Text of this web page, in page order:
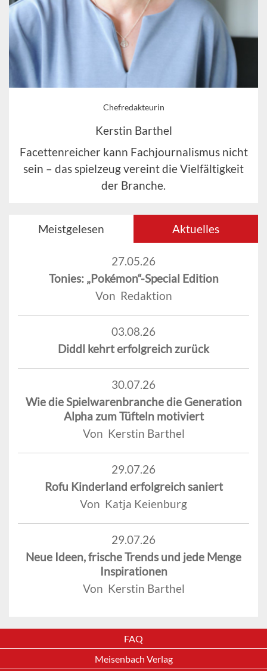
Chefredakteurin
Kerstin Barthel
Facettenreicher kann Fachjournalismus nicht
sein – das spielzeug vereint die Vielfältigkeit
der Branche.
Meistgelesen Aktuelles
27.05.26
Tonies: „Pokémon“-Special Edition
Von Redaktion
03.08.26
Diddl kehrt erfolgreich zurück
30.07.26
Wie die Spielwarenbranche die Generation
Alpha zum Tüfteln motiviert
Von Kerstin Barthel
29.07.26
Rofu Kinderland erfolgreich saniert
Von Katja Keienburg
29.07.26
Neue Ideen, frische Trends und jede Menge
Inspirationen
Von Kerstin Barthel
FAQ
Meisenbach Verlag